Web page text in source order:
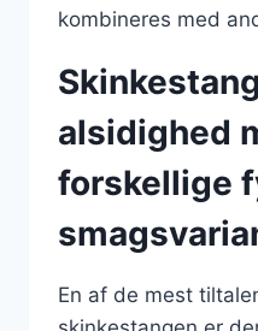
kombineres med
alsidighed
forskellige
En af de mest